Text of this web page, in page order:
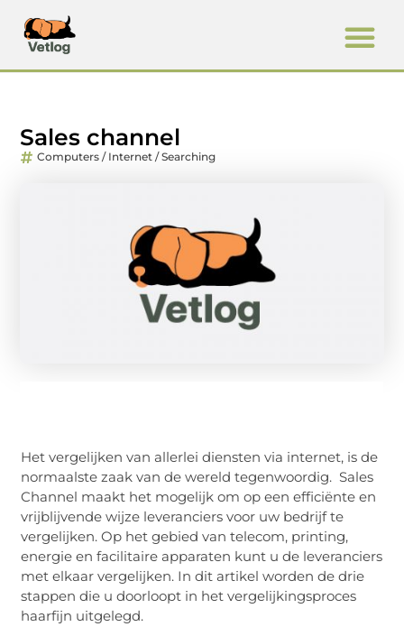
Sales channel
Computers / Internet / Searching
Het vergelijken van allerlei diensten via internet, is de
normaalste zaak van de wereld tegenwoordig. Sales
Channel maakt het mogelijk om op een efficiënte en
vrijblijvende wijze leveranciers voor uw bedrijf te
vergelijken. Op het gebied van telecom, printing,
energie en facilitaire apparaten kunt ude leveranciers
met elkaar vergelijken. In dit artikel worden de drie
stappen die u doorloopt in het vergelijkingsproces
haarfijn uitgelegd.